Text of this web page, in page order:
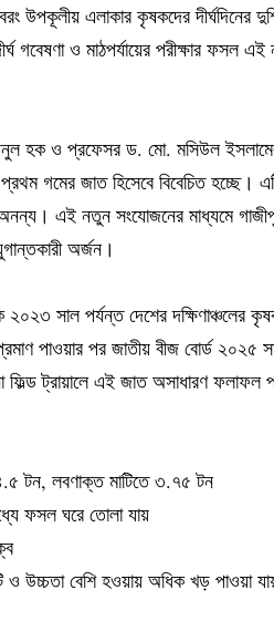
এলাকার কৃষকদের দীর্ঘদিনের
গবেষণা ও মাঠপর্যায়ের পরীক্ষার
হক ও প্রফেসর ড. মো. মসিউল
গমের জাত হিসেবে বিবেচিত
এই নতুন সংযোজনের মাধ্যমে গাজীপুর
অর্জন।
সাল পর্যন্ত দেশের দক্ষিণাঞ্চলের
পাওয়ার পর জাতীয় বীজ বোর্ড
ফিল্ড ট্রায়ালে এই জাত অসাধারণ ফলাফল
৪.৫ টন, লবণাক্ত মাটিতে ৩.৭৫ টন
ফসল ঘরে তোলা যায়
ও উচ্চতা বেশি হওয়ায় অধিক খড় পাওয়া